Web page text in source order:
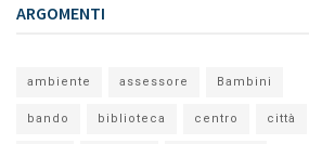
ARGOMENTI
ambiente assessore Bambini
bando biblioteca centro città